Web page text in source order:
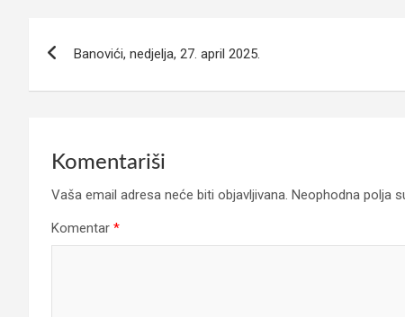
Banovići, nedjelja, 27. april 2025.
Komentariši
Vaša email adresa neće biti objavljivana. Neophodna polja
Komentar *